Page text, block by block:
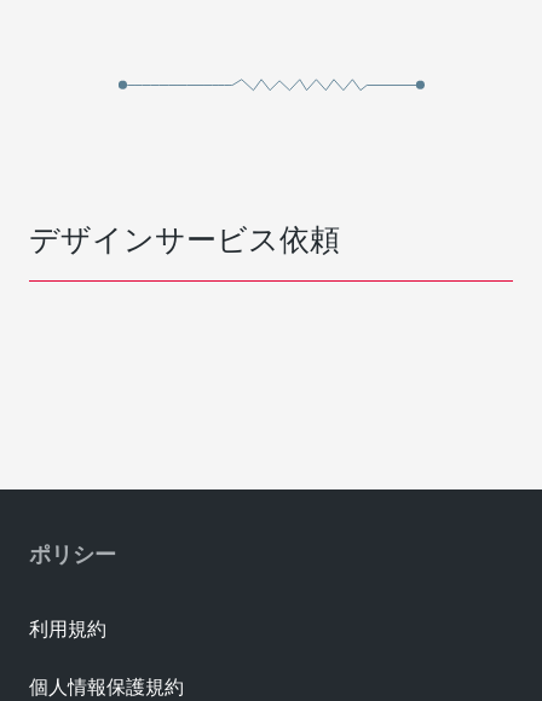
デザインサービス依頼
ポリシー
利用規約
個人情報保護規約